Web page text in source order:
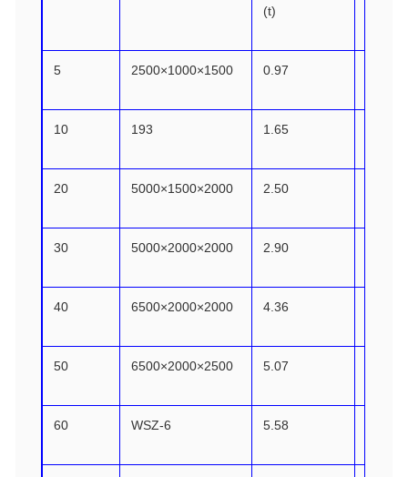
(t)
5 2500×1000×1500 0.97
10 193 1.65
20 5000×1500×2000 2.50
30 5000×2000×2000 2.90
40 6500×2000×2000 4.36
50 6500×2000×2500 5.07
60 WSZ-6 5.58